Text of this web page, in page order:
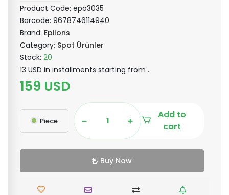
Product Code: epo3035
Barcode: 9678746114940
Brand: Epilons
Category: Spot Ürünler
Stock: 20
13 USD in installments starting from ..
159 USD
Piece
Add to
cart
Buy Now